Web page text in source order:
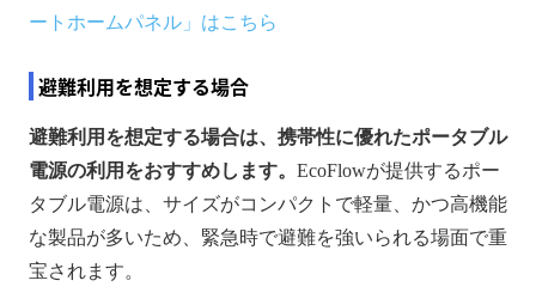
ートホームパネル」はこちら
避難利用を想定する場合
避難利用を想定する場合は、携帯性に優れたポータブル
電源の利用をおすすめします。 EcoFlowが提供するポー
タブル電源は、サイズがコンパクトで軽量、かつ高機能
な製品が多いため、緊急時で避難を強いられる場面で重
宝されます。